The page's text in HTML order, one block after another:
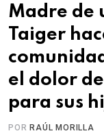
Madre de
Taiger
el dolor
para sus
PORRAÚL MORILLA